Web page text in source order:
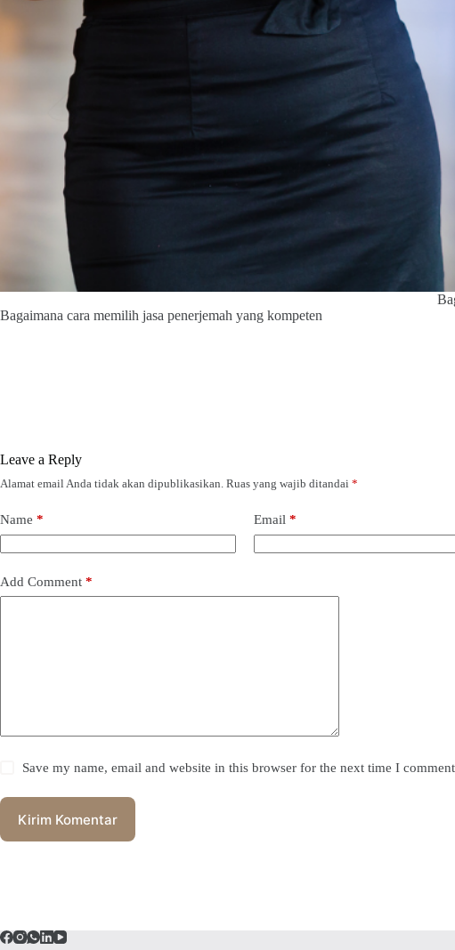
Bagaimana cara memilih jasa penerjemah yang kompeten
Leave a Reply
Alamat email Anda tidak akan dipublikasikan. Ruas yang wajib ditandai *
Name * Email *
Add Comment *
Save my name, email and website in this browser for the next time I
Kirim Komentar